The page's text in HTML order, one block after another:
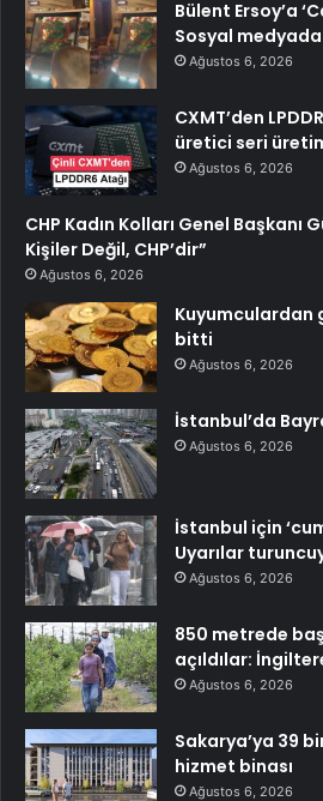
Bülent Ersoy’a
Sosyal
Ağustos 6, 2026
CXMT’den
üretici seri
Ağustos 6, 2026
CHP Kadın Kolları Genel Başkanı
Kişiler Değil, CHP’dir”
Ağustos 6, 2026
Kuyumculardan
bitti
Ağustos 6, 2026
İstanbul’da
Ağustos 6, 2026
İstanbul için
Uyarılar
Ağustos 6, 2026
850 metrede
açıldılar:
Ağustos 6, 2026
Sakarya’ya 39
hizmet binası
Ağustos 6, 2026